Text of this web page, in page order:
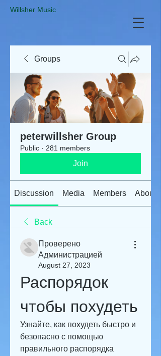
​Willsher Music
Groups
peterwillsher Group
Public · 281 members
Join
Discussion Media Members About
Back
Проверено
Администрацией
August 27, 2023
Распорядок
чтобы похудеть
Узнайте, как похудеть быстро и
безопасно с помощью
правильного распорядка